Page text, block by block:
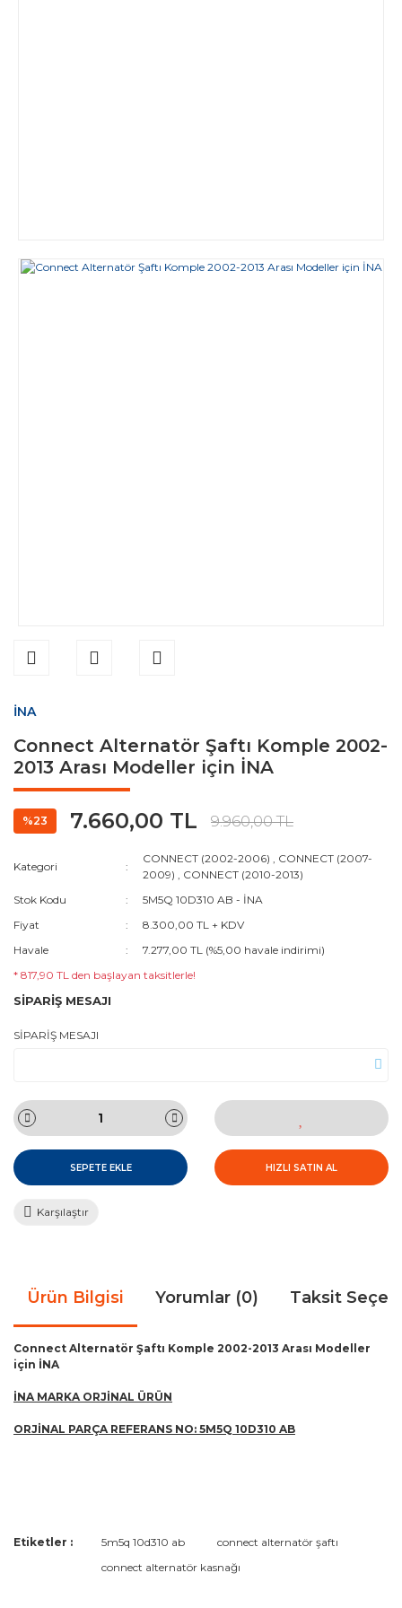
İNA
Connect Alternatör Şaftı Komple 2002-
2013 Arası Modeller için İNA
%23 7.660,00 TL 9.960,00 TL
Kategori
CONNECT (2002-2006) , CONNECT (2007-
2009) , CONNECT (2010-2013)
Stok Kodu
5M5Q 10D310 AB - İNA
Fiyat
8.300,00 TL + KDV
Havale
7.277,00 TL (%5,00 havale indirimi)
* 817,90 TL den başlayan taksitlerle!
SİPARİŞ MESAJI
SİPARİŞ MESAJI
SEPETE EKLE HIZLI SATIN AL
Karşılaştır
Ürün Bilgisi Yorumlar (0) Taksit
Connect Alternatör Şaftı Komple 2002-2013 Arası Modeller
için İNA
İNA MARKA ORJİNAL ÜRÜN
ORJİNAL PARÇA REFERANS NO: 5M5Q 10D310 AB
Bu ürüne ilk yorumu siz yapın!
Bu ürünün fiyat bilgisi, resim, ürün açıklamalarında ve diğer
kullanarak tarafımıza iletebilirsiniz.
Etiketler : 5m5q 10d310 ab
connect alternatör şaftı
connect alternatör kasnağı